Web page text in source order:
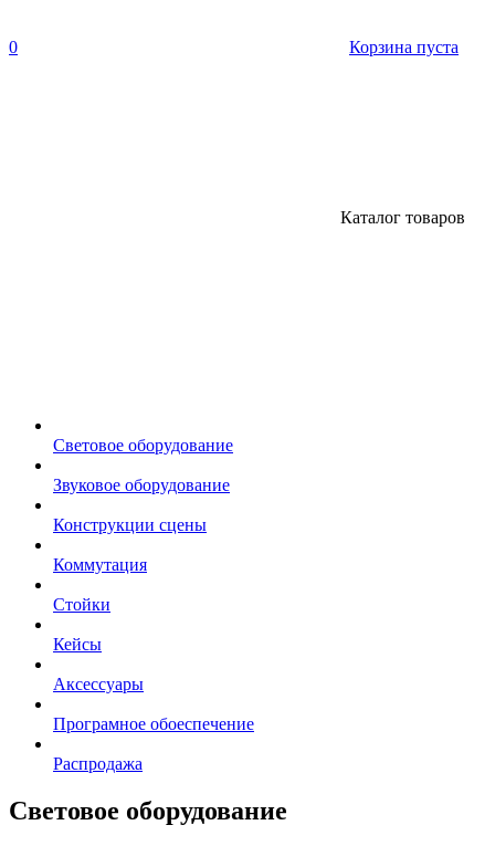
0 Корзина пуста
Каталог товаров
Световое оборудование
Звуковое оборудование
Конструкции сцены
Коммутация
Стойки
Кейсы
Аксессуары
Програмное обоеспечение
Распродажа
Световое оборудование